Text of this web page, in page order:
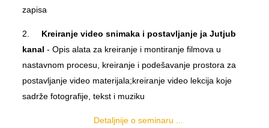
zapisa
2. Kreiranje video snimaka i postavljanje ja Jutjub
kanal - Opis alata za kreiranje i montiranje filmova u
nastavnom procesu, kreiranje i podešavanje prostora za
postavljanje video materijala;kreiranje video lekcija koje
sadrže fotografije, tekst i muziku
Detaljnije o seminaru ...